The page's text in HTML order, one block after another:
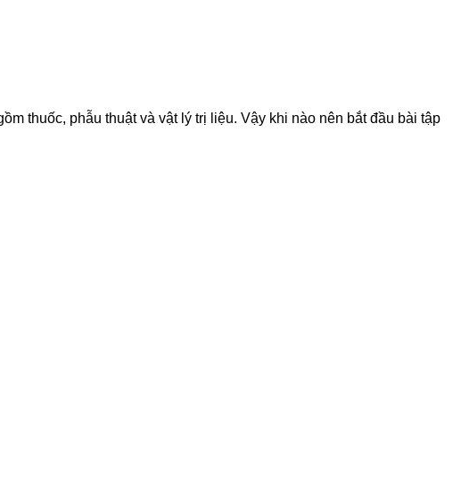
thuốc, phẫu thuật và vật lý trị liệu. Vậy khi nào nên bắt đầu bài tập